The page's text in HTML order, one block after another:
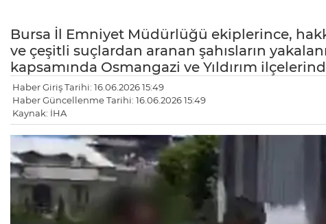
Bursa İl Emniyet Müdürlüğü ekiplerince,
ve çeşitli suçlardan aranan şahısların
kapsamında Osmangazi ve Yıldırım
Haber Giriş Tarihi: 16.06.2026 15:49
Haber Güncellenme Tarihi: 16.06.2026 15:49
Kaynak: İHA